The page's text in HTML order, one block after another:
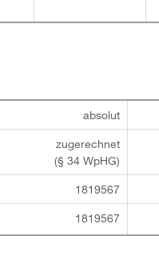
absolut
zugerechnet
(§ 34 WpHG)
1819567
1819567